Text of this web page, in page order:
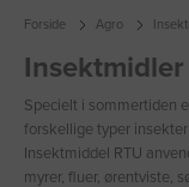
Forside Agro
Insektmidler
Specielt i sommertiden
forskellige typer
Insektmiddel RTU
myrer, fluer, ørentviste,